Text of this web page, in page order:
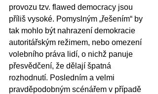
provozu tzv. flawed democracy jsou
příliš vysoké. Pomyslným „řešením“ by
tak mohlo být nahrazení demokracie
autoritářským režimem, nebo omezení
volebního práva lidí, o nichž panuje
přesvědčení, že dělají špatná
rozhodnutí. Posledním a velmi
pravděpodobným scénářem v případě